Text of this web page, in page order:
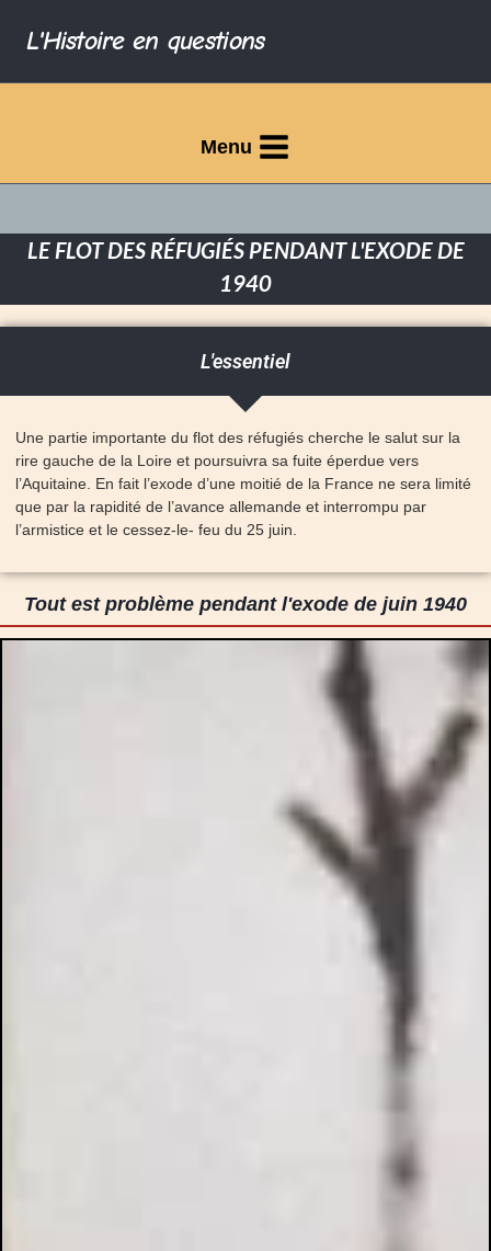
L'Histoire en questions
Menu
LE FLOT DES RÉFUGIÉS PENDANT L'EXODE DE
1940
L'essentiel
Une partie importante du flot des réfugiés cherche le salut sur la
rire gauche de la Loire et poursuivra sa fuite éperdue vers
l’Aquitaine. En fait l’exode d’une moitié de la France ne sera limité
que par la rapidité de l’avance allemande et interrompu par
l’armistice et le cessez-le- feu du 25 juin.
Tout est problème pendant l'exode de juin 1940